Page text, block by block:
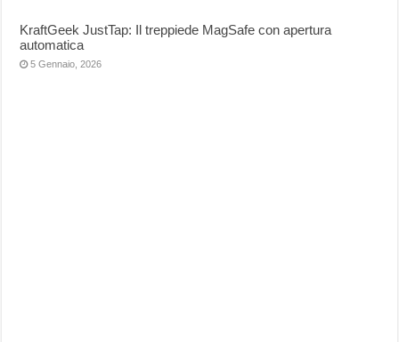
KraftGeek JustTap: Il treppiede MagSafe con apertura
automatica
5 Gennaio, 2026